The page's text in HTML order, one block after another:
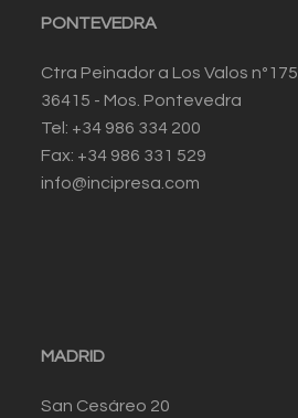
PONTEVEDRA
Ctra Peinador a Los Valos nº175
36415 - Mos. Pontevedra
Tel: +34 986 334 200
Fax: +34 986 331 529
info@incipresa.com
MADRID
San Cesáreo 20